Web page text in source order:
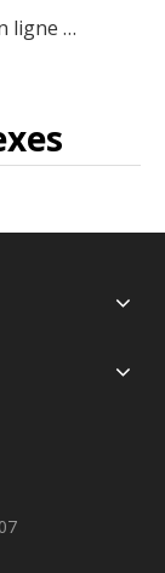
Broyeur en ligne HFSJ pour déchets de thermoformage alimentaire